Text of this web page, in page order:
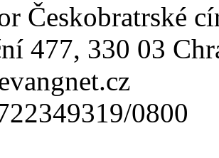
Českobratrské
477, 330 03
0800